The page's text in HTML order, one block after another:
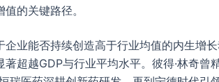
的关键路径。
业能否持续创造高于行业均值的内生增
超越GDP与行业平均水平。彼得·林奇